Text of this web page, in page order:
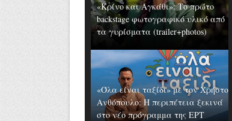
«Κρίνο και Αγκάθι»: Το πρώτο
backstage φωτογραφικό υλικό από
τα γυρίσματα (trailer+photos)
«Όλα είναι ταξίδι» με τον Χρήστο
Ανθόπουλο: Η περιπέτεια ξεκινά
στο νέο πρόγραμμα της ΕΡΤ